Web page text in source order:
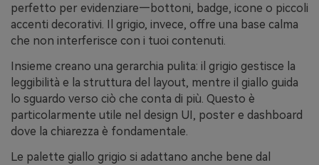
perfetto per evidenziare—bottoni, badge, icone o piccoli
accenti decorativi. Il grigio, invece, offre una base calma
che non interferisce con i tuoi contenuti.
Insieme creano una gerarchia pulita: il grigio gestisce la
leggibilità e la struttura del layout, mentre il giallo guida
lo sguardo verso ciò che conta di più. Questo è
particolarmente utile nel design UI, poster e dashboard
dove la chiarezza è fondamentale.
Le palette giallo grigio si adattano anche bene dal